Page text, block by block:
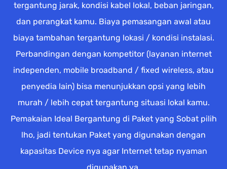
tergantung jarak, kondisi kabel lokal, beban jaringan,
dan perangkat kamu. Biaya pemasangan awal atau
biaya tambahan tergantung lokasi / kondisi instalasi.
Perbandingan dengan kompetitor (layanan internet
independen, mobile broadband / fixed wireless, atau
penyedia lain) bisa menunjukkan opsi yang lebih
murah / lebih cepat tergantung situasi lokal kamu.
Pemakaian Ideal Bergantung di Paket yang Sobat pilih
lho, jadi tentukan Paket yang digunakan dengan
kapasitas Device nya agar Internet tetap nyaman